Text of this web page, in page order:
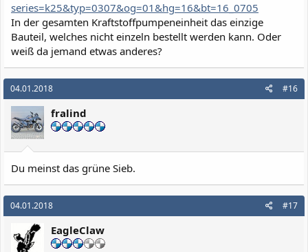
series=k25&typ=0307&og=01&hg=16&bt=16_0705
In der gesamten Kraftstoffpumpeneinheit das einzige
Bauteil, welches nicht einzeln bestellt werden kann. Oder
weiß da jemand etwas anderes?
04.01.2018 #16
fralind
Du meinst das grüne Sieb.
04.01.2018 #17
EagleClaw